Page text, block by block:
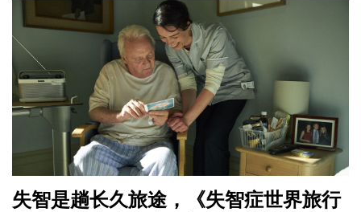
失智是趟长久旅途，《失智症世界旅行